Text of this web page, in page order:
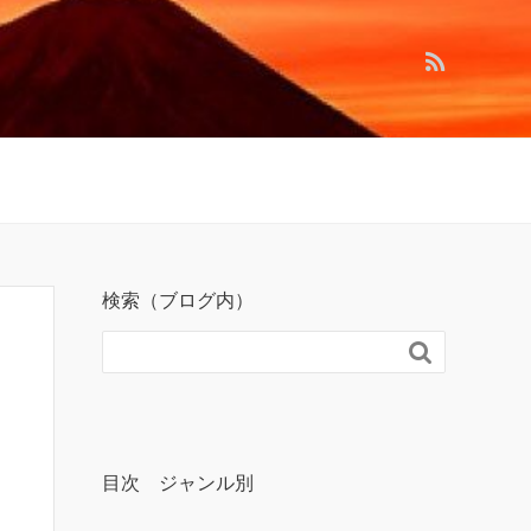
検索（ブログ内）

目次 ジャンル別